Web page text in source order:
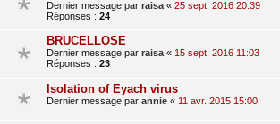
Dernier message par raisa « 25 sept. 2016 20:39
Réponses : 24
BRUCELLOSE
Dernier message par raisa« 15 sept. 2016 11:03
Réponses : 23
Isolation of Eyach virus
Dernier message par annie « 11 avr. 2015 15:00